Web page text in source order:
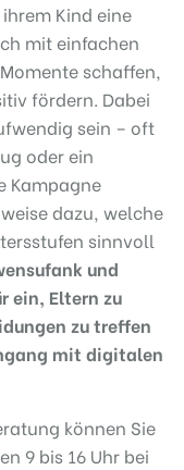
Kind eine
mit einfachen
schaffen,
fördern. Dabei
sein – oft
oder ein
Kampagne
dazu, welche
sinnvoll
und
ein, Eltern zu
zu treffen
mit digitalen
können Sie
9 bis 16 Uhr bei